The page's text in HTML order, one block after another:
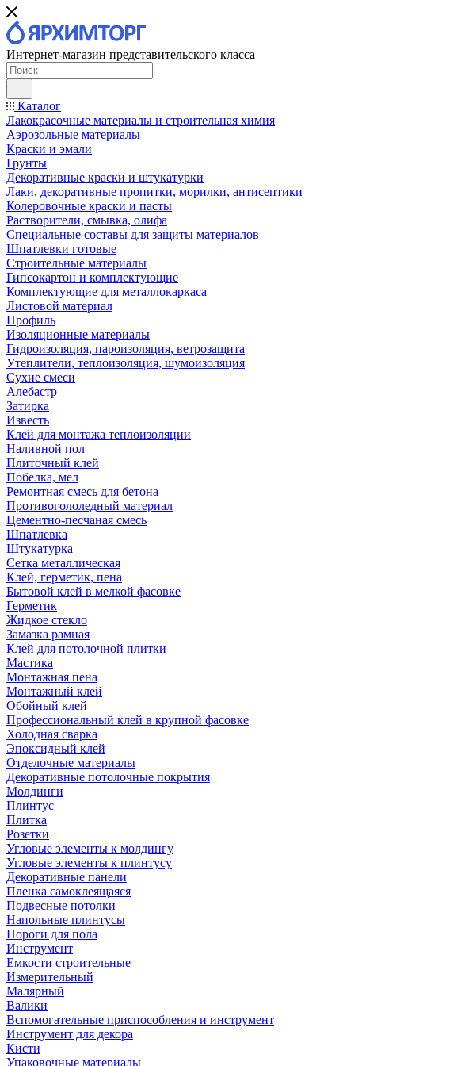
Интернет-магазин представительского класса
Каталог
Лакокрасочные материалы и строительная химия
Аэрозольные материалы
Краски и эмали
Грунты
Декоративные краски и штукатурки
Лаки, декоративные пропитки, морилки, антисептики
Колеровочные краски и пасты
Растворители, смывка, олифа
Специальные составы для защиты материалов
Шпатлевки готовые
Строительные материалы
Гипсокартон и комплектующие
Комплектующие для металлокаркаса
Листовой материал
Профиль
Изоляционные материалы
Гидроизоляция, пароизоляция, ветрозащита
Утеплители, теплоизоляция, шумоизоляция
Сухие смеси
Алебастр
Затирка
Известь
Клей для монтажа теплоизоляции
Наливной пол
Плиточный клей
Побелка, мел
Ремонтная смесь для бетона
Противогололедный материал
Цементно-песчаная смесь
Шпатлевка
Штукатурка
Сетка металлическая
Клей, герметик, пена
Бытовой клей в мелкой фасовке
Герметик
Жидкое стекло
Замазка рамная
Клей для потолочной плитки
Мастика
Монтажная пена
Монтажный клей
Обойный клей
Профессиональный клей в крупной фасовке
Холодная сварка
Эпоксидный клей
Отделочные материалы
Декоративные потолочные покрытия
Молдинги
Плинтус
Плитка
Розетки
Угловые элементы к молдингу
Угловые элементы к плинтусу
Декоративные панели
Пленка самоклеящаяся
Подвесные потолки
Напольные плинтусы
Пороги для пола
Инструмент
Емкости строительные
Измерительный
Малярный
Валики
Вспомогательные приспособления и инструмент
Инструмент для декора
Кисти
Упаковочные материалы